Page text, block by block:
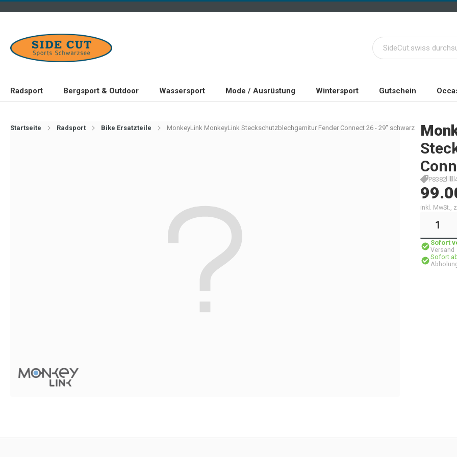
Radsport Bergsport & Outdoor Wassersport Mode / Ausrüstung Wintersport Gutschein
Startseite Radsport Bike Ersatzteile MonkeyLink MonkeyLink Steckschutzblechgarnitur Fender Connect 26 - 29" schwarz
P8382
inkl. MwSt.,
Sofort
Versand
Sofort